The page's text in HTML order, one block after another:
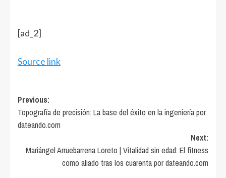
[ad_2]
Source link
Post
navigation
Previous:
Topografía de precisión: La base del éxito en la ingeniería por
dateando.com
Next:
Mariángel Arruebarrena Loreto | Vitalidad sin edad: El fitness
como aliado tras los cuarenta por dateando.com